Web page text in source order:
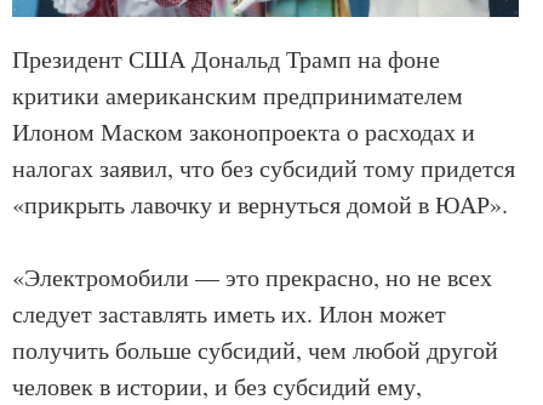
Президент США Дональд Трамп на фоне
критики американским предпринимателем
Илоном Маском законопроекта о расходах и
налогах заявил, что без субсидий тому придется
«прикрыть лавочку и вернуться домой в ЮАР».
«Электромобили — это прекрасно, но не всех
следует заставлять иметь их. Илон может
получить больше субсидий, чем любой другой
человек в истории, и без субсидий ему,